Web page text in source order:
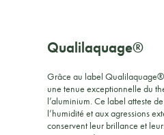
Qualilaquage®
Grâce au label
une tenue exceptionnelle du
l’aluminium. Ce label atteste
l’humidité et aux agressions
conservent leur brillance et